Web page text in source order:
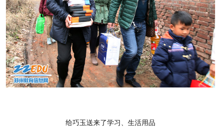
给巧玉送来了学习、生活用品